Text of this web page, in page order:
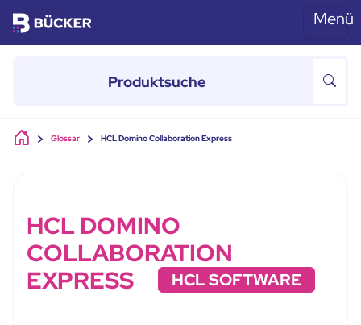
Skip to main content Menü
Glossar HCL Domino Collaboration Express
HCL DOMINO
COLLABORATION
EXPRESS
HCL SOFTWARE